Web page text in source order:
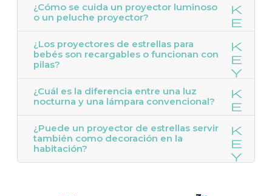
¿Cómo se cuida un proyector luminoso
o un peluche proyector?
¿Los proyectores de estrellas para
bebés son recargables o funcionan con
pilas?
¿Cuál es la diferencia entre una luz
nocturna y una lámpara convencional?
¿Puede un proyector de estrellas servir
también como decoración en la
habitación?